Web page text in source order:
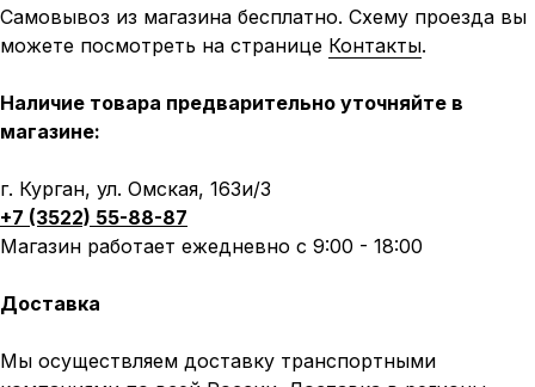
Самовывоз из магазина бесплатно. Схему проезда вы
можете посмотреть на странице Контакты.
Наличие товара предварительно уточняйте в
магазине:
г. Курган, ул. Омская, 163и/3
+7 (3522) 55-88-87
Магазин работает ежедневно с 9:00 - 18:00
Доставка
Мы осуществляем доставку транспортными